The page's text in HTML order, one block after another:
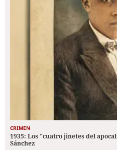
CRIMEN
1935: Los "cuatro jinetes del
Sánchez